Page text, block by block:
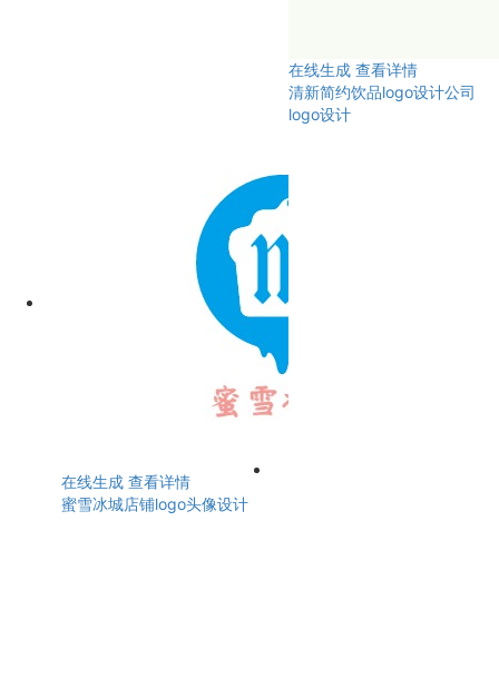
在线生成 查看详情
清新简约饮品logo设计公司
logo设计
在线生成 查看详情
蜜雪冰城店铺logo头像设计